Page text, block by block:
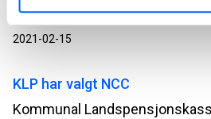
2021-02-15
KLP har valgt NCC